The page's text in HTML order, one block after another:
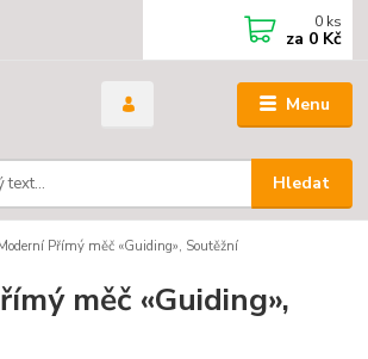
Menu
Hledat
0 ks
za 0 Kč
Přímý měč «Guiding», Soutěžní
měč «Guiding»,